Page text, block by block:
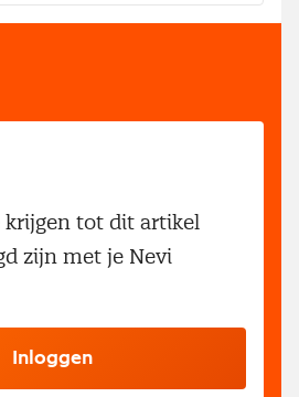
krijgen tot dit artikel
zijn met je Nevi
Inloggen